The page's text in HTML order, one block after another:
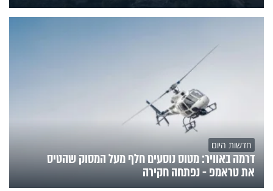
חדשות היום
דרמה באוויר: מטוס נוסעים חלף מעל המסוק שהטיס
את טראמפ - נפתחה חקירה